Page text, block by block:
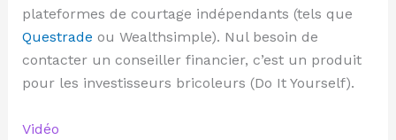
plateformes de courtage indépendants (tels que
Questrade ou Wealthsimple). Nul besoin de
contacter un conseiller financier, c’est un produit
pour les investisseurs bricoleurs (Do It Yourself).
Vidéo